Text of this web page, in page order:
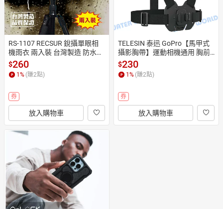
RS-1107 RECSUR 銳攝單眼相
機雨衣 兩入裝 台灣製造 防水防
塵 400mm以下鏡頭【中壢-水
世界】
$260
1% (賺2點)
券
放入購物車
TELESIN 泰迅 GoPro【馬甲式
攝影胸帶】運動相機通用 胸前
卡扣 胸前固定帶【中壢-水世
界】
$230
1% (賺2點)
券
放入購物車